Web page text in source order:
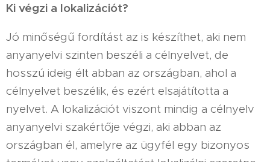
Ki végzi a lokalizációt?
Jó minőségű fordítást az is készíthet, aki nem
anyanyelvi szinten beszéli a célnyelvet, de
hosszú ideig élt abban az országban, ahol a
célnyelvet beszélik, és ezért elsajátította a
nyelvet. A lokalizációt viszont mindig a célnyelv
anyanyelvi szakértője végzi, aki abban az
országban él, amelyre az ügyfél egy bizonyos